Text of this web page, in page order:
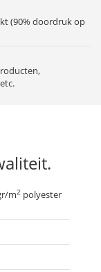
(90% doordruk op
m2 polyester